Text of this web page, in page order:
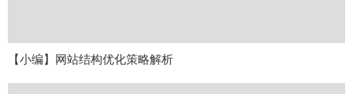
【小编】网站结构优化策略解析